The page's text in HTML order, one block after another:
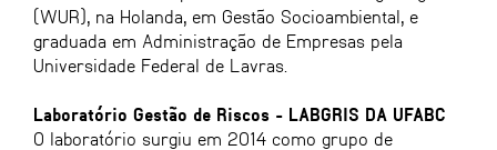
(WUR), na Holanda, em Gestão Socioambiental, e
graduada em Administração de Empresas pela
Universidade Federal de Lavras.
Laboratório Gestão de Riscos - LABGRIS DA UFABC
O laboratório surgiu em 2014 como grupo de